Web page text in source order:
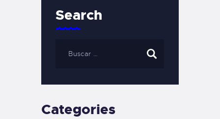
Search
Categories